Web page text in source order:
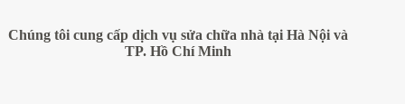
Chúng tôi cung cấp dịch vụ sửa chữa nhà tại Hà Nội và
TP. Hồ Chí Minh